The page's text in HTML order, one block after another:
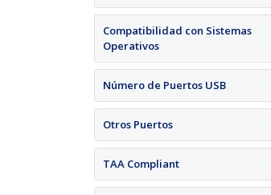
Compatibilidad con Sistemas
Operativos
Número de Puertos USB
Otros Puertos
TAA Compliant